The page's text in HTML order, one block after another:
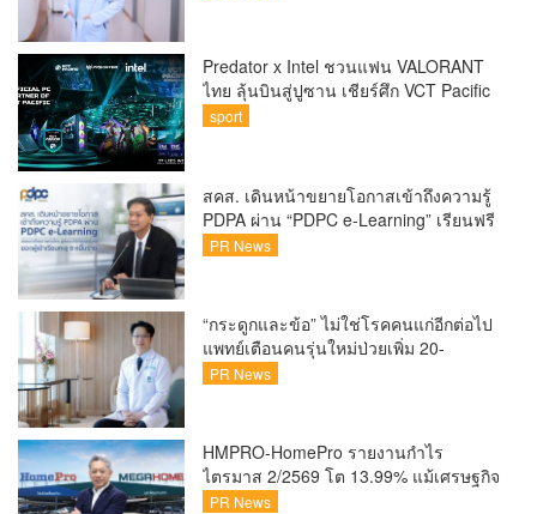
Predator x Intel ชวนแฟน VALORANT
ไทย ลุ้นบินสู่ปูซาน เชียร์ศึก VCT Pacific
Finals Busan ประเทศเกาหลีใต้ Predator
สุดพิเศษตลอดทัวร์นาเมนต์
sport
สคส. เดินหน้าขยายโอกาสเข้าถึงความรู้
PDPA ผ่าน “PDPC e-Learning” เรียนฟรี
ทุกที่ ทุกเวลา พร้อมประกาศนียบัตร ต่อย
แล้ว
PR News
“กระดูกและข้อ” ไม่ใช่โรคคนแก่อีกต่อไป
แพทย์เตือนคนรุ่นใหม่ป่วยเพิ่ม 20-
30% เสี่ยง ‘ข้อเข่าเสื่อมก่อนวัย’ จาก
PR News
HMPRO-HomePro รายงานกำไร
ไตรมาส 2/2569 โต 13.99% แม้เศรษฐกิจ
ผันผวนเดินหน้าขยายสาขา เสริมพอร์ต
PR News